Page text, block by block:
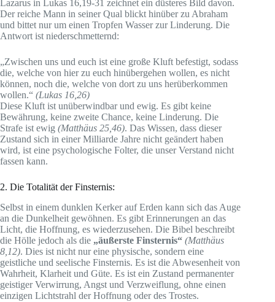
Lazarus in Lukas 16,19-31 zeichnet ein düsteres Bild davon.
Der reiche Mann in seiner Qual blickt hinüber zu Abraham
und bittet nur um einen Tropfen Wasser zur Linderung. Die
Antwort ist niederschmetternd:
„Zwischen uns und euch ist eine große Kluft befestigt, sodass
die, welche von hier zu euch hinübergehen wollen, es nicht
können, noch die, welche von dort zu uns herüberkommen
wollen.“ (Lukas 16,26)
Diese Kluft ist unüberwindbar und ewig. Es gibt keine
Bewährung, keine zweite Chance, keine Linderung. Die
Strafe ist ewig (Matthäus 25,46). Das Wissen, dass dieser
Zustand sich in einer Milliarde Jahre nicht geändert haben
wird, ist eine psychologische Folter, die unser Verstand nicht
fassen kann.
2. Die Totalität der Finsternis:
Selbst in einem dunklen Kerker auf Erden kann sich das Auge
an die Dunkelheit gewöhnen. Es gibt Erinnerungen an das
Licht, die Hoffnung, es wiederzusehen. Die Bibel beschreibt
die Hölle jedoch als die „äußerste Finsternis“ (Matthäus
8,12). Dies ist nicht nur eine physische, sondern eine
geistliche und seelische Finsternis. Es ist die Abwesenheit von
Wahrheit, Klarheit und Güte. Es ist ein Zustand permanenter
geistiger Verwirrung, Angst und Verzweiflung, ohne einen
einzigen Lichtstrahl der Hoffnung oder des Trostes.